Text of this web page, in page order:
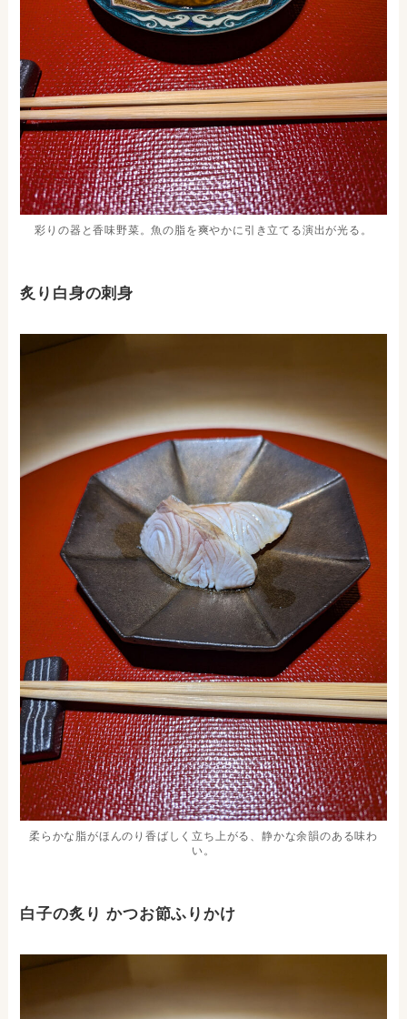
彩りの器と香味野菜。魚の脂を爽やかに引き立てる演出が光る。
炙り白身の刺身
柔らかな脂がほんのり香ばしく立ち上がる、静かな余韻のある味わ
い。
白子の炙り かつお節ふりかけ